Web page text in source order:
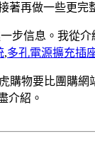
著再做一些更
步信息。我從
,多孔電源擴充插
購物要比團購
介紹。